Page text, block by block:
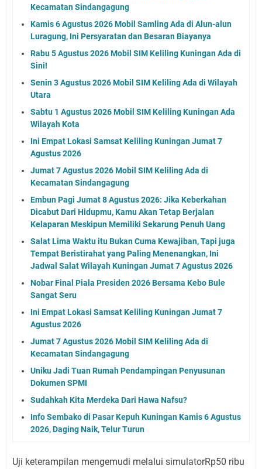
Kecamatan Sindangagung
Kamis 6 Agustus 2026 Mobil Samling Ada di Alun-alun
Luragung, Ini Persyaratan dan Besaran Biayanya
Rabu 5 Agustus 2026 Mobil SIM Keliling Kuningan Ada di
Sini!
Senin 3 Agustus 2026 Mobil SIM Keliling Ada di Wilayah
Utara
Sabtu 1 Agustus 2026 Mobil SIM Keliling Kuningan Ada
Wilayah Kota
Ini Empat Lokasi Samsat Keliling Kuningan Jumat 7
Agustus 2026
Jumat 7 Agustus 2026 Mobil SIM Keliling Ada di
Kecamatan Sindangagung
Embun Pagi Jumat 8 Agustus 2026: Jika Keberkahan
Dicabut Dari Hidupmu, Kamu Akan Tetap Berjalan
Kelaparan Meskipun Memiliki Sekarung Penuh Uang
Salat Lima Waktu itu Bukan Cuma Kewajiban, Tapi juga
Tempat Beristirahat yang Paling Menenangkan, Ini
Jadwal Salat Wilayah Kuningan Jumat 7 Agustus 2026
Nobar Final Piala Presiden 2026 Bersama Kebo Bule
Sangat Seru
Ini Empat Lokasi Samsat Keliling Kuningan Jumat 7
Agustus 2026
Jumat 7 Agustus 2026 Mobil SIM Keliling Ada di
Kecamatan Sindangagung
Uniku Jadi Tuan Rumah Pendampingan Penyusunan
Dokumen SPMI
Sudahkah Kita Merdeka Dari Hawa Nafsu?
Info Sembako di Pasar Kepuh Kuningan Kamis 6 Agustus
2026, Daging Naik, Telur Turun
Uji keterampilan mengemudi melalui simulatorRp50 ribu